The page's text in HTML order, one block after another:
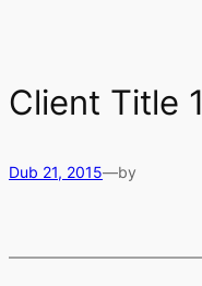
Client Title 1
Dub 21, 2015—by